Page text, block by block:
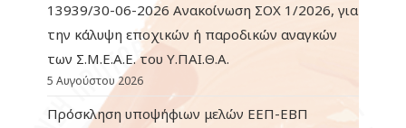
13939/30-06-2026 Ανακοίνωση ΣΟΧ 1/2026, για
την κάλυψη εποχικών ή παροδικών αναγκών
των Σ.Μ.Ε.Α.Ε. του Υ.ΠΑΙ.Θ.Α.
5 Αυγούστου 2026
Πρόσκληση υποψήφιων μελών ΕΕΠ-ΕΒΠ